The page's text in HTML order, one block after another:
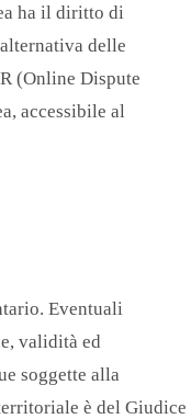
ha il diritto di
delle
(Online Dispute
accessibile al
Eventuali
validità ed
soggette alla
è del Giudice